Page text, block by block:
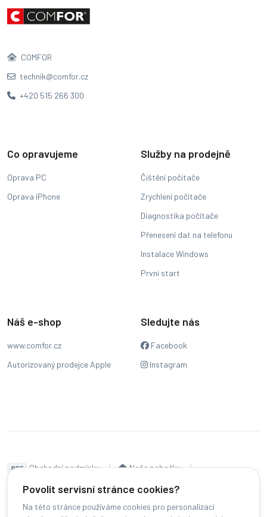
Povolit servisní stránce cookies?
Na této stránce používáme cookies pro personalizaci
COMFOR
technik@comfor.cz
+420 515 266 300
Co opravujeme
Oprava PC
Oprava iPhone
Služby na prodejně
Čištění počítače
Zrychlení počítače
Diagnostika počítače
Přenesení dat na telefonu
Instalace Windows
První start
Náš e-shop
www.comfor.cz
Autorizovaný prodejce Apple
Sledujte nás
Facebook
Instagram
PDF Obchodní podmínky
Naše pobočky
Čeština